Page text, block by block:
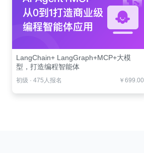
LangChain+ LangGraph+MCP+大模
型，打造编程智能体
初级 · 475人报名 ￥699.00